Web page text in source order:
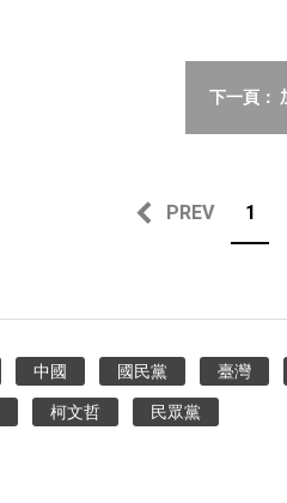
下一頁：
PREV 1
中國 國民黨 臺灣
柯文哲 民眾黨